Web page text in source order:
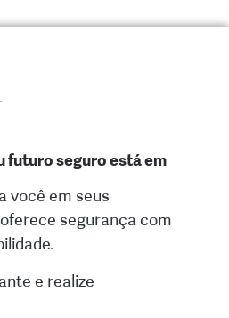
futuro seguro está em
você em seus
segurança com
e realize